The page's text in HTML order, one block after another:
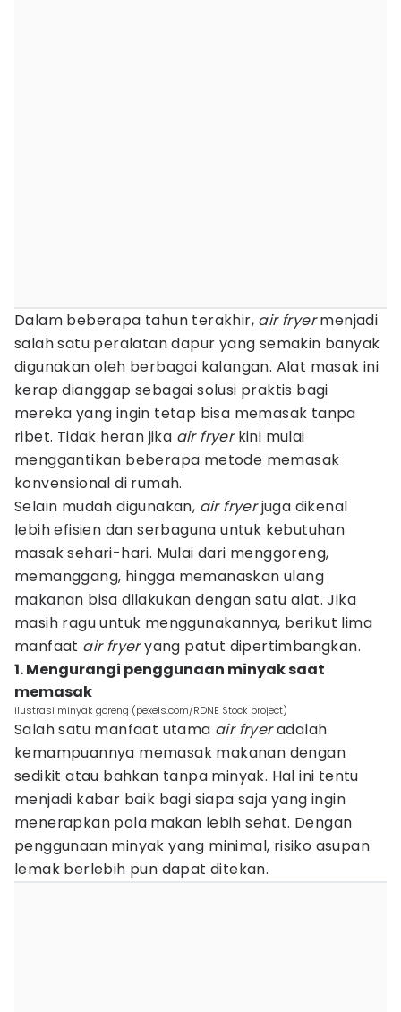
Dalam beberapa tahun terakhir, air fryermenjadi
salah satu peralatan dapur yang semakin banyak
digunakan oleh berbagai kalangan. Alat masak ini
kerap dianggap sebagai solusi praktis bagi
mereka yang ingin tetap bisa memasak tanpa
ribet. Tidak heran jika air fryerkini mulai
menggantikan beberapa metode memasak
konvensional di rumah.
Selain mudah digunakan, air fryerjuga dikenal
lebih efisien dan serbaguna untuk kebutuhan
masak sehari-hari. Mulai dari menggoreng,
memanggang, hingga memanaskan ulang
makanan bisa dilakukan dengan satu alat. Jika
masih ragu untuk menggunakannya, berikut lima
manfaat air fryeryang patut dipertimbangkan.
1. Mengurangi penggunaan minyak saat
memasak
ilustrasi minyak goreng (pexels.com/RDNE Stock project)
Salah satu manfaat utama air fryeradalah
kemampuannya memasak makanan dengan
sedikit atau bahkan tanpa minyak. Hal ini tentu
menjadi kabar baik bagi siapa saja yang ingin
menerapkan pola makan lebih sehat. Dengan
penggunaan minyak yang minimal, risiko asupan
lemak berlebih pun dapat ditekan.